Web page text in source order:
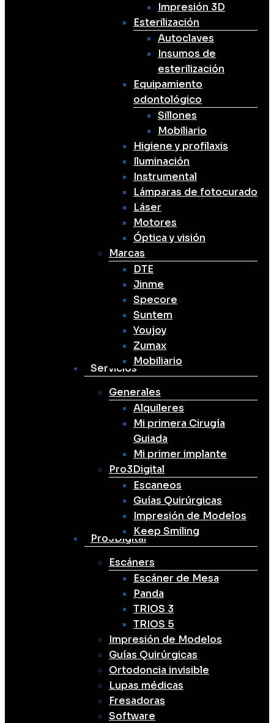
Impresión 3D
Esterilización
Autoclaves
Insumos de
esterilización
Equipamiento
odontológico
Sillones
Mobiliario
Higiene y profilaxis
Iluminación
Instrumental
Lámparas de fotocurado
Láser
Motores
Óptica y visión
Marcas
DTE
Jinme
Specore
Suntem
Youjoy
Zumax
Mobiliario
Servicios
Generales
Alquileres
Mi primera Cirugía
Guiada
Mi primer implante
Pro3Digital
Escaneos
Guías Quirúrgicas
Impresión de Modelos
Keep Smiling
Pro3Digital
Escáners
Escáner de Mesa
Panda
TRIOS 3
TRIOS 5
Impresión de Modelos
Guías Quirúrgicas
Ortodoncia invisible
Lupas médicas
Fresadoras
Software